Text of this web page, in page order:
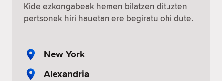
Kide ezkongabeak hemen bilatzen dituzten
pertsonek hiri hauetan ere begiratu ohi dute.
New York
Alexandria